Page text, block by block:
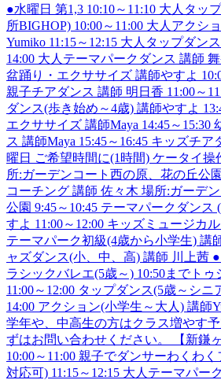
●水曜日 第1,3 10:10～11:10 大人タッ
所BIGHOP) 10:00～11:00 大人アクシ
Yumiko 11:15～12:15 大人タップダン
14:00 大人テーマパークダンス 講師
盆踊り・エクササイズ 講師やすよ
親子チアダンス 講師 明日香 11:00～
ダンス(歩き始め～4歳) 講師やすよ
エクササイズ 講師Maya 14:45～15:30
ス 講師Maya 15:45～16:45 キッズチ
曜日 ご希望時間に(1時間) ケータイ操
所:ガーデンコート西の原、花の丘公
コーチング 講師 佐々木 場所:ガーデ
公園 9:45～10:45 テーマパークダンス
すよ 11:00～12:00 キッズミュージカ
テーマパーク初級(4歳から小学生) 講
ャズダンス(小、中、高) 講師 川上茜
ラシックバレエ(5歳～) 10:50までトゥ
11:00～12:00 タップダンス(5歳～シニ
14:00 アクション(小学生～大人) 講師
学年や、中高生の方はクラス増やす
ずはお問い合わせください。 【新鎌
10:00～11:00 親子でダンサーわくわ
対応可) 11:15～12:15 大人テーマパー